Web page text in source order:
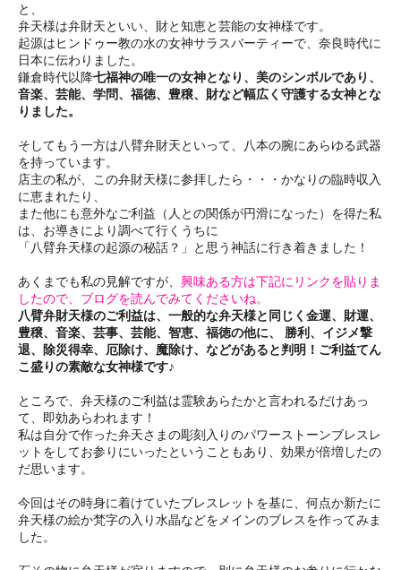
と、
弁天様は弁財天といい、財と知恵と芸能の女神様です。
起源はヒンドゥー教の水の女神サラスバーティーで、奈良時代に
日本に伝わりました。
鎌倉時代以降七福神の唯一の女神となり、美のシンボルであり、
音楽、芸能、学問、福徳、豊穣、財など幅広く守護する女神とな
りました。
そしてもう一方は八臂弁財天といって、八本の腕にあらゆる武器
を持っています。
店主の私が、この弁財天様に参拝したら・・・かなりの臨時収入
に恵まれたり、
また他にも意外なご利益（人との関係が円滑になった）を得た私
は、お導きにより調べて行くうちに
「八臂弁天様の起源の秘話？」と思う神話に行き着きました！
あくまでも私の見解ですが、 興味ある方は下記にリンクを貼りま
したので、ブログを読んでみてくださいね。
八臂弁財天様のご利益は、一般的な弁天様と同じく金運、財運、
豊穣、音楽、芸事、芸能、智恵、福徳の他に、 勝利、イジメ撃
退、除災得幸、厄除け、魔除け、などがあると判明！ご利益てん
こ盛りの素敵な女神様です♪
ところで、弁天様のご利益は霊験あらたかと言われるだけあっ
て、即効あらわれます！
私は自分で作った弁天さまの彫刻入りのパワーストーンブレスレ
ットをしてお参りにいったということもあり、効果が倍増したの
だ思います。
今回はその時身に着けていたブレスレットを基に、何点か新たに
弁天様の絵か梵字の入り水晶などをメインのブレスを作ってみま
した。